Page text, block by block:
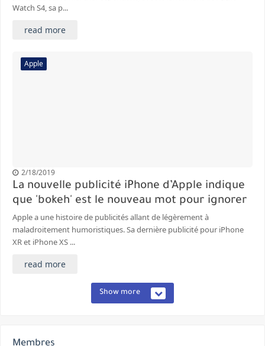
Watch S4, sa p...
read more
Apple
2/18/2019
La nouvelle publicité iPhone d’Apple indique
que 'bokeh' est le nouveau mot pour ignorer
Apple a une histoire de publicités allant de légèrement à
maladroitement humoristiques. Sa dernière publicité pour iPhone
XR et iPhone XS ...
read more
Show more
Membres